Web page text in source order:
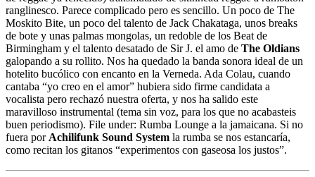
ranglinesco. Parece complicado pero es sencillo. Un poco de The
Moskito Bite, un poco del talento de Jack Chakataga, unos breaks
de bote y unas palmas mongolas, un redoble de los Beat de
Birmingham y el talento desatado de Sir J. el amo de The Oldians
galopando a su rollito. Nos ha quedado la banda sonora ideal de un
hotelito bucólico con encanto en la Verneda. Ada Colau, cuando
cantaba “yo creo en el amor” hubiera sido firme candidata a
vocalista pero rechazó nuestra oferta, y nos ha salido este
maravilloso instrumental (tema sin voz, para los que no acabasteis
buen periodismo). File under: Rumba Lounge a la jamaicana. Si no
fuera por Achilifunk Sound System la rumba se nos estancaría,
como recitan los gitanos “experimentos con gaseosa los justos”.